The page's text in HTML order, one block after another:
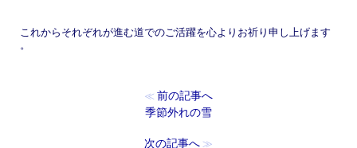
これからそれぞれが進む道でのご活躍を心よりお祈り申し上げます
。
≪ 前の記事へ
季節外れの雪
次の記事へ ≫